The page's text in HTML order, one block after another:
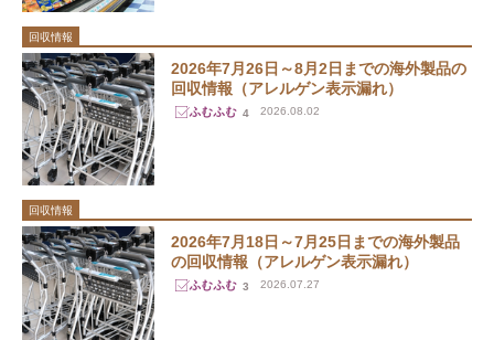
回収情報
2026年7月26日～8月2日までの海外製品の
回収情報（アレルゲン表示漏れ）
4 2026.08.02
回収情報
2026年7月18日～7月25日までの海外製品
の回収情報（アレルゲン表示漏れ）
3 2026.07.27